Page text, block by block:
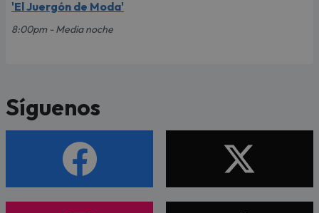
'El Juergón de Moda'
8:00pm - Media noche
Síguenos